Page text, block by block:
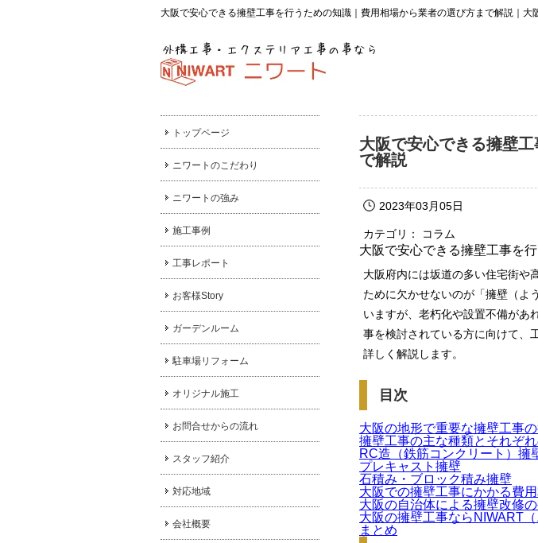
大阪で安心できる擁壁工事を行うための知識｜費用相場から業者の選び方まで解説｜
トップページ
ニワートのこだわり
ニワートの強み
施工事例
工事レポート
お客様Story
ガーデンルーム
駐車場リフォーム
オリジナル施工
お問合せからの流れ
スタッフ紹介
対応地域
会社概要
大阪で安心できる擁壁
で解説
2023年03月05日
カテゴリ： コラム
大阪で安心できる擁壁工事を
大阪府内には坂道の多い住宅街や
ために欠かせないのが「擁壁（よ
いますが、老朽化や設置不備があ
事を検討されている方に向けて、
詳しく解説します。
目次
大阪の地形で重要な擁壁工事の
擁壁工事の主な種類とそれぞ
RC造（鉄筋コンクリート）擁
プレキャスト擁壁
石積み・ブロック積み擁壁
大阪での擁壁工事にかかる費
大阪の自治体による擁壁改修
大阪の擁壁工事ならNIWART
まとめ